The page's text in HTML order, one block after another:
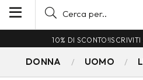
DONNA UOMO